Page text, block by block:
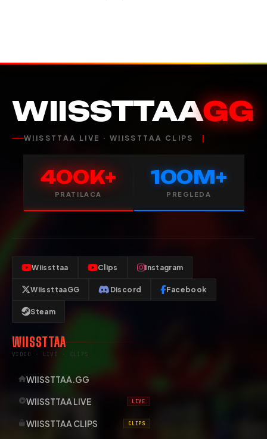
WIISSTTAAGG
WIISSTTAA LIVE · WIISSTTAA CLIPS
400K+
PRATILACA
100M+
PREGLEDA
Wiissttaa Clips Instagram
WiissttaaGG Discord Facebook
Steam
WIISSTTAA
VIDEO · LIVE · CLIPS
WIISSTTAA.GG
WIISSTTAA LIVE LIVE
WIISSTTAA CLIPS CLIPS